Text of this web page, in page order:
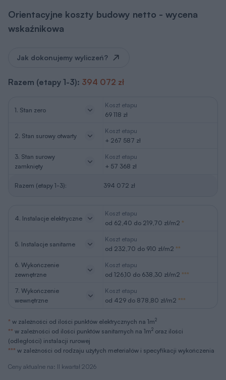
Orientacyjne koszty budowy netto - wycena
wskaźnikowa
Ceny aktualne na: II kwartał 2026
Jak dokonujemy wyliczeń?
Razem (etapy 1-3): 394 072 zł
1. Stan zero
Koszt etapu
69 118 zł
2. Stan surowy otwarty
Koszt etapu
+ 267 587 zł
3. Stan surowy
zamknięty
Koszt etapu
+ 57 368 zł
Razem (etapy 1-3): 394 072 zł
4. Instalacje elektryczne
Koszt etapu
od 62,40 do 219,70 zł/m2 *
5. Instalacje sanitarne
Koszt etapu
od 232,70 do 910 zł/m2 **
6. Wykończenie
zewnętrzne
Koszt etapu
od 126,10 do 638,30 zł/m2 ***
7. Wykończenie
wewnętrzne
Koszt etapu
od 429 do 878,80 zł/m2 ***
* w zależności od ilości punktów elektrycznych na 1m2
** w zależności od ilości punktów sanitarnych na 1m2 oraz ilości
(odległości) instalacji rurowej
*** w zależności od rodzaju użytych meteriałów i specyfikacji wykończenia